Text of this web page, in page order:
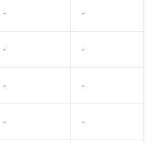
- -
- -
- -
- -